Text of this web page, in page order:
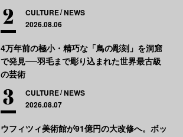
CULTURE NEWS
2026.08.06
4万年前の極小・精巧な「鳥の彫刻」を洞窟
で発見──羽毛まで彫り込まれた世界最古級
の芸術
CULTURE NEWS
2026.08.07
ウフィツィ美術館が91億円の大改修へ。ボッ